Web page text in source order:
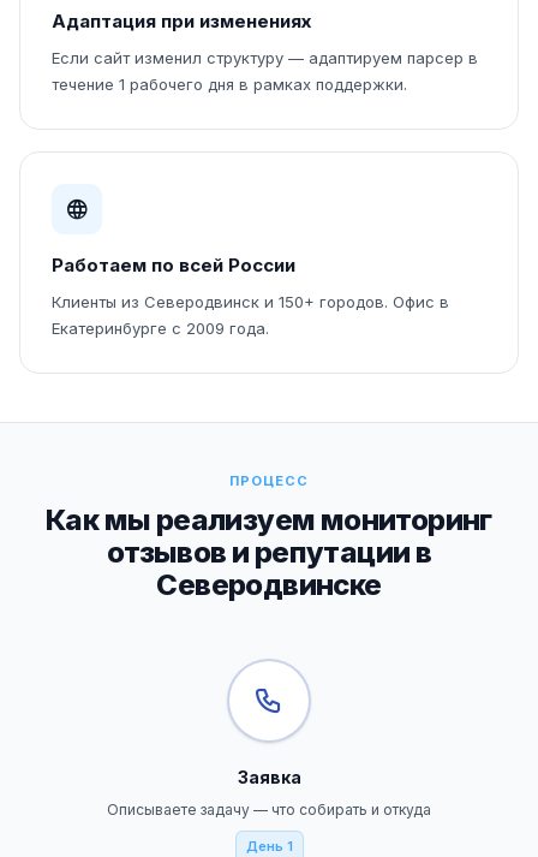
Адаптация при изменениях
Если сайт изменил структуру — адаптируем парсер в
течение 1 рабочего дня в рамках поддержки.
Работаем по всей России
Клиенты из Северодвинск и 150+ городов. Офис в
Екатеринбурге с 2009 года.
ПРОЦЕСС
Как мы реализуем мониторинг
отзывов и репутации в
Северодвинске
Заявка
Описываете задачу — что собирать и откуда
День 1